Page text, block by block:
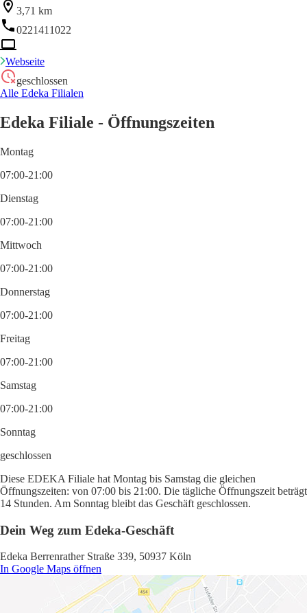
3,71 km
0221411022
Webseite
geschlossen
Alle Edeka Filialen
Edeka Filiale - Öffnungszeiten
Montag
07:00-21:00
Dienstag
07:00-21:00
Mittwoch
07:00-21:00
Donnerstag
07:00-21:00
Freitag
07:00-21:00
Samstag
07:00-21:00
Sonntag
geschlossen
Diese EDEKA Filiale hat Montag bis Samstag die gleichen
Öffnungszeiten: von 07:00 bis 21:00. Die tägliche Öffnungszeit beträgt
14 Stunden. Am Sonntag bleibt das Geschäft geschlossen.
Dein Weg zum Edeka-Geschäft
Edeka Berrenrather Straße 339, 50937 Köln
In Google Maps öffnen